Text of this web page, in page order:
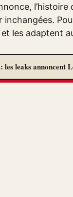
inchangées.
les adaptent
les leaks